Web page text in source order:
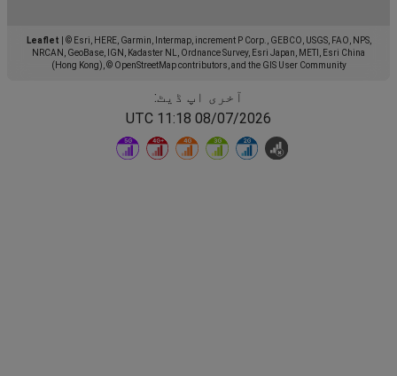
Leaflet
© Esri, HERE, Garmin, Intermap, increment P Corp., GEBCO, USGS, FAO, NPS,
NRCAN, GeoBase, IGN, Kadaster NL, Ordnance Survey, Esri Japan, METI, Esri China
(Hong Kong), © OpenStreetMap contributors, and the GIS User Community
آخری اپ ڈیٹ:
08/07/2026 11:18 UTC